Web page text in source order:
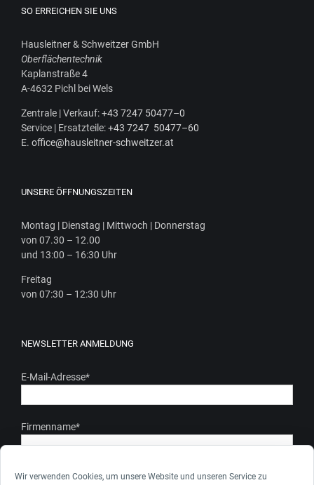
Wir verwenden Cookies, um unsere Website und unseren Service zu
SO ERREICHEN SIE UNS
Haus­leit­ner & Schweit­zer GmbH
Ober­flä­chen­tech­nik
Kaplan­stra­ße 4
A‑4632 Pichl bei Wels
Zen­tra­le | Ver­kauf:+43 7247 50477–0
Ser­vice | Ersatz­tei­le:+43 7247 50477–60
E. office@hausleitner-schweitzer.at
UNSERE ÖFFNUNGSZEITEN
Mon­tag | Diens­tag | Mitt­woch | Donnerstag
von 07.30 – 12.00
und 13:00 – 16:30 Uhr
Frei­tag
von 07:30 – 12:30 Uhr
NEWSLETTER ANMELDUNG
E-Mail-Adresse*
Firmenname*
Ich stimme zu, dass meine personenbezogenen Daten gem.